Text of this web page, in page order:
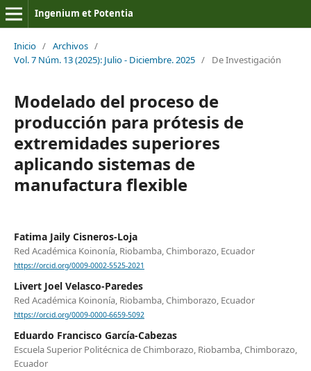
Ingenium et Potentia
Inicio / Archivos /
Vol. 7 Núm. 13 (2025): Julio - Diciembre. 2025 / De Investigación
Modelado del proceso de
producción para prótesis de
extremidades superiores
aplicando sistemas de
manufactura flexible
Fatima Jaily Cisneros-Loja
Red Académica Koinonía, Riobamba, Chimborazo, Ecuador
https://orcid.org/0009-0002-5525-2021
Livert Joel Velasco-Paredes
Red Académica Koinonía, Riobamba, Chimborazo, Ecuador
https://orcid.org/0009-0000-6659-5092
Eduardo Francisco García-Cabezas
Escuela Superior Politécnica de Chimborazo, Riobamba, Chimborazo,
Ecuador